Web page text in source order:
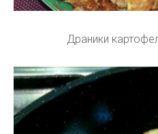
Драники